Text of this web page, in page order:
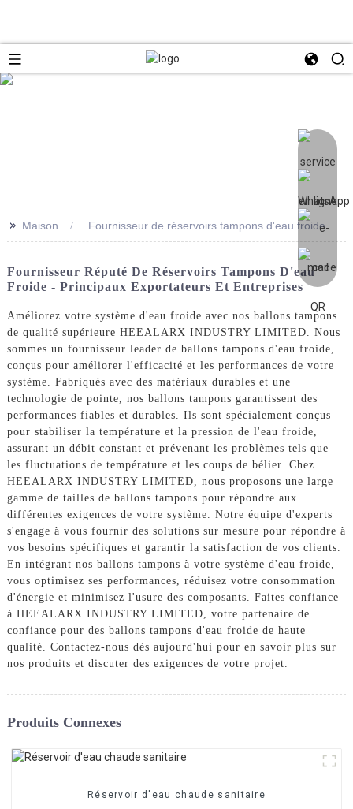
>> Maison Fournisseur de réservoirs tampons d'eau froide
Fournisseur Réputé De Réservoirs Tampons D'eau
Froide - Principaux Exportateurs Et Entreprises
Améliorez votre système d'eau froide avec nos ballons tampons
de qualité supérieure HEEALARX INDUSTRY LIMITED. Nous
sommes un fournisseur leader de ballons tampons d'eau froide,
conçus pour améliorer l'efficacité et les performances de votre
système. Fabriqués avec des matériaux durables et une
technologie de pointe, nos ballons tampons garantissent des
performances fiables et durables. Ils sont spécialement conçus
pour stabiliser la température et la pression de l'eau froide,
assurant un débit constant et prévenant les problèmes tels que
les fluctuations de température et les coups de bélier. Chez
HEEALARX INDUSTRY LIMITED, nous proposons une large
gamme de tailles de ballons tampons pour répondre aux
différentes exigences de votre système. Notre équipe d'experts
s'engage à vous fournir des solutions sur mesure pour répondre à
vos besoins spécifiques et garantir la satisfaction de vos clients.
En intégrant nos ballons tampons à votre système d'eau froide,
vous optimisez ses performances, réduisez votre consommation
d'énergie et minimisez l'usure des composants. Faites confiance
à HEEALARX INDUSTRY LIMITED, votre partenaire de
confiance pour des ballons tampons d'eau froide de haute
qualité. Contactez-nous dès aujourd'hui pour en savoir plus sur
nos produits et discuter des exigences de votre projet.
Produits Connexes
Réservoir d'eau chaude sanitaire